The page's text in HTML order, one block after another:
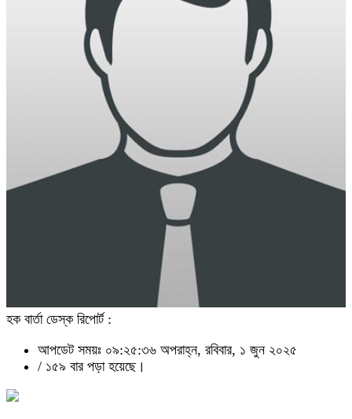
হক বার্তা ডেস্ক রিপোর্ট :
আপডেট সময়ঃ ০৯:২৫:৩৬ অপরাহ্ন, রবিবার, ১ জুন ২০২৫
/ ১৫৯ বার পড়া হয়েছে।